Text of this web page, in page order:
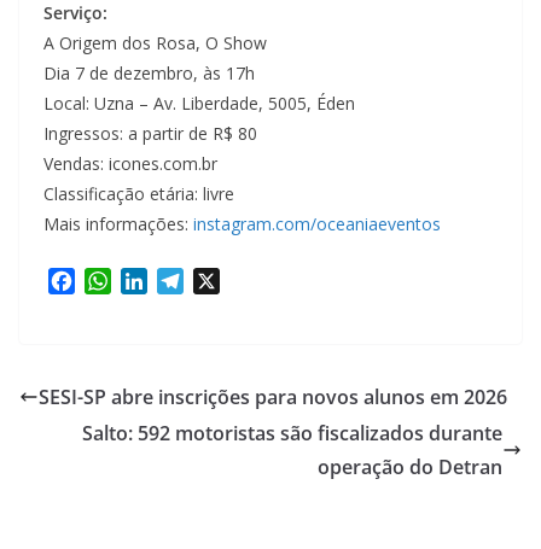
Serviço:
A Origem dos Rosa, O Show
Dia 7 de dezembro, às 17h
Local: Uzna – Av. Liberdade, 5005, Éden
Ingressos: a partir de R$ 80
Vendas: icones.com.br
Classificação etária: livre
Mais informações: instagram.com/oceaniaeventos
b
o
o
W
s
A
p
e
d
I
g
r
a
SESI-SP abre inscrições para novos alunos em 2026
Salto: 592 motoristas são fiscalizados durante
operação do Detran